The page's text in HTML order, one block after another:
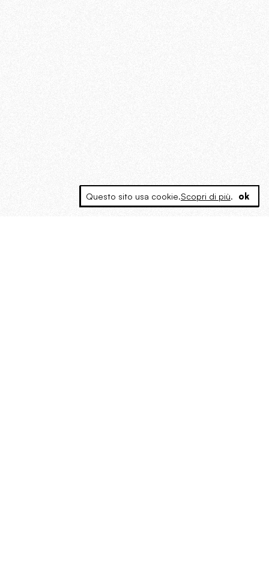
Questo sito usa cookie.Scopri di più. ok